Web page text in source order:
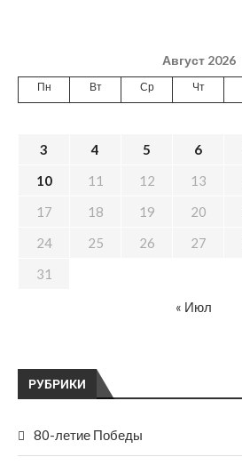
РУБРИКИ
80-летие Победы
Август 2026
Пн Вт Ср Чт
3
4 5 6
10
11 12 13
17
18 19 20
24
25 26 27
31
« Июл